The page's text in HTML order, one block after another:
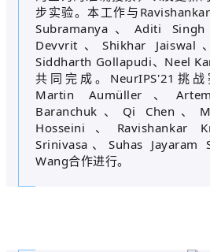
步实验。本工作与
Subramanya、Aditi
Devvrit、Shikhar Jaiswal
Siddharth Gollapudi、Neel
共同完成。NeurIPS'21挑战
Martin Aumüller、
Baranchuk、Qi Chen、
Hosseini、Ravishankar
Srinivasa、Suhas Jayaram
Wang合作进行。